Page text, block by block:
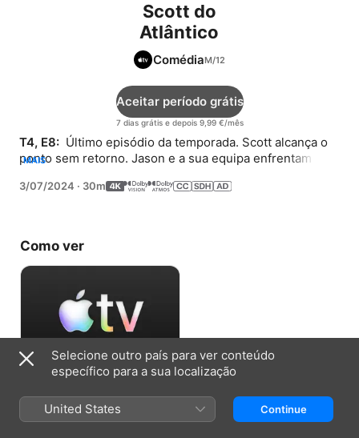
Scott do
Atlântico
Comédia
7 dias grátis e depois 9,99 €/mês
Aceitar período grátis
T4, E8: Último episódio da temporada. Scott alcança o
ponto sem retorno. Jason e a sua equipa enfrentam o
descoberta.
MAIS
3/07/2024 · 30m
Como ver
Selecione outro país para ver conteúdo
específico para a sua localização
United States Continue